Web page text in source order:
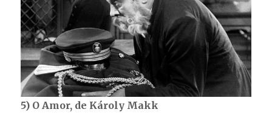
5) O Amor, de Károly Makk